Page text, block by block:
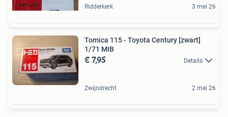
Ridderkerk 3 mei 26
Tomica 115 - Toyota Century [zwart]
1/71 MIB
€ 7,95 Details
Zwijndrecht 2 mei 26